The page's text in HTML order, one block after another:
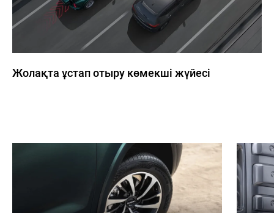
Жолақта ұстап отыру көмекші жүйесі